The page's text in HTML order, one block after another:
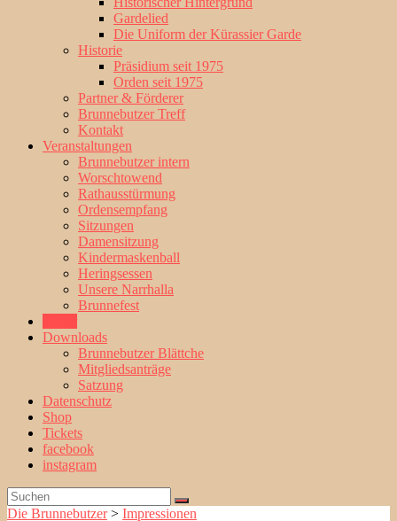
Gardelied
Die Uniform der Kürassier Garde
Historie
Präsidium seit 1975
Orden seit 1975
Partner & Förderer
Brunnebutzer Treff
Kontakt
Veranstaltungen
Brunnebutzer intern
Worschtowend
Rathausstürmung
Ordensempfang
Sitzungen
Damensitzung
Kindermaskenball
Heringsessen
Unsere Narrhalla
Brunnefest
Downloads
Brunnebutzer Blättche
Mitgliedsanträge
Satzung
Datenschutz
Shop
Tickets
facebook
instagram
Die Brunnebutzer> Impressionen